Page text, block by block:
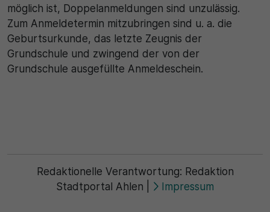
möglich ist, Doppelanmeldungen sind unzulässig.
Zum Anmeldetermin mitzubringen sind u. a. die
Geburtsurkunde, das letzte Zeugnis der
Grundschule und zwingend der von der
Grundschule ausgefüllte Anmeldeschein.
Redaktionelle Verantwortung: Redaktion
Stadtportal Ahlen
Impressum